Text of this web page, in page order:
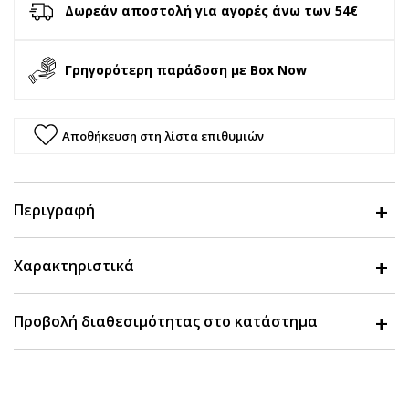
Δωρεάν αποστολή για αγορές άνω των 54€
Γρηγορότερη παράδοση με Box Now
Αποθήκευση στη λίστα επιθυμιών
Περιγραφή
Χαρακτηριστικά
Προβολή διαθεσιμότητας στο κατάστημα